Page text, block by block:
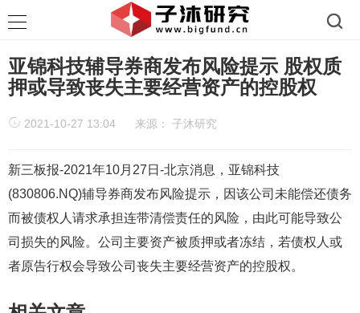
亚锦科技辅导券商发布风险提示 股权质
押或导致丧失主要经营资产的控股权
2021-10-27 13:04 来源： 子沐研究
新三板报-2021年10月27日-北京消息，亚锦科技
(830806.NQ)辅导券商发布风险提示，因该公司未能偿还债务
而被债权人请求承担连带清偿责任的风险，由此可能导致公
司损失的风险。公司主要资产被质押或者冻结，若债权人或
者原告行权会导致公司丧失主要经营资产的控股权。